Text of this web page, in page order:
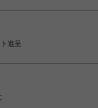
進呈